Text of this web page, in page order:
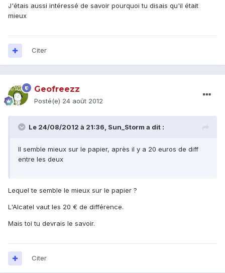
J'étais aussi intéressé de savoir pourquoi tu disais qu'il était
mieux
Citer
Geofreezz
Posté(e) 24 août 2012
Le 24/08/2012 à 21:36, Sun_Storm a dit :
Il semble mieux sur le papier, après il y a 20 euros de diff
entre les deux
Lequel te semble le mieux sur le papier ?
L'Alcatel vaut les 20 € de différence.
Mais toi tu devrais le savoir.
Citer